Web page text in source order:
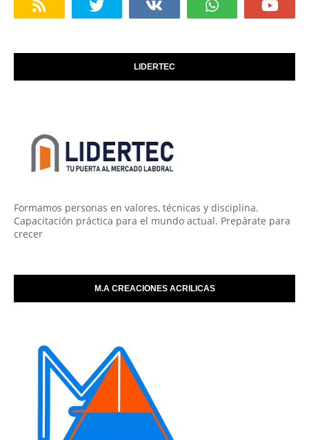
LIDERTEC
Formamos personas en valores, técnicas y disciplina.
Capacitación práctica para el mundo actual. Prepárate para
crecer
M.A CREACIONES ACRILICAS